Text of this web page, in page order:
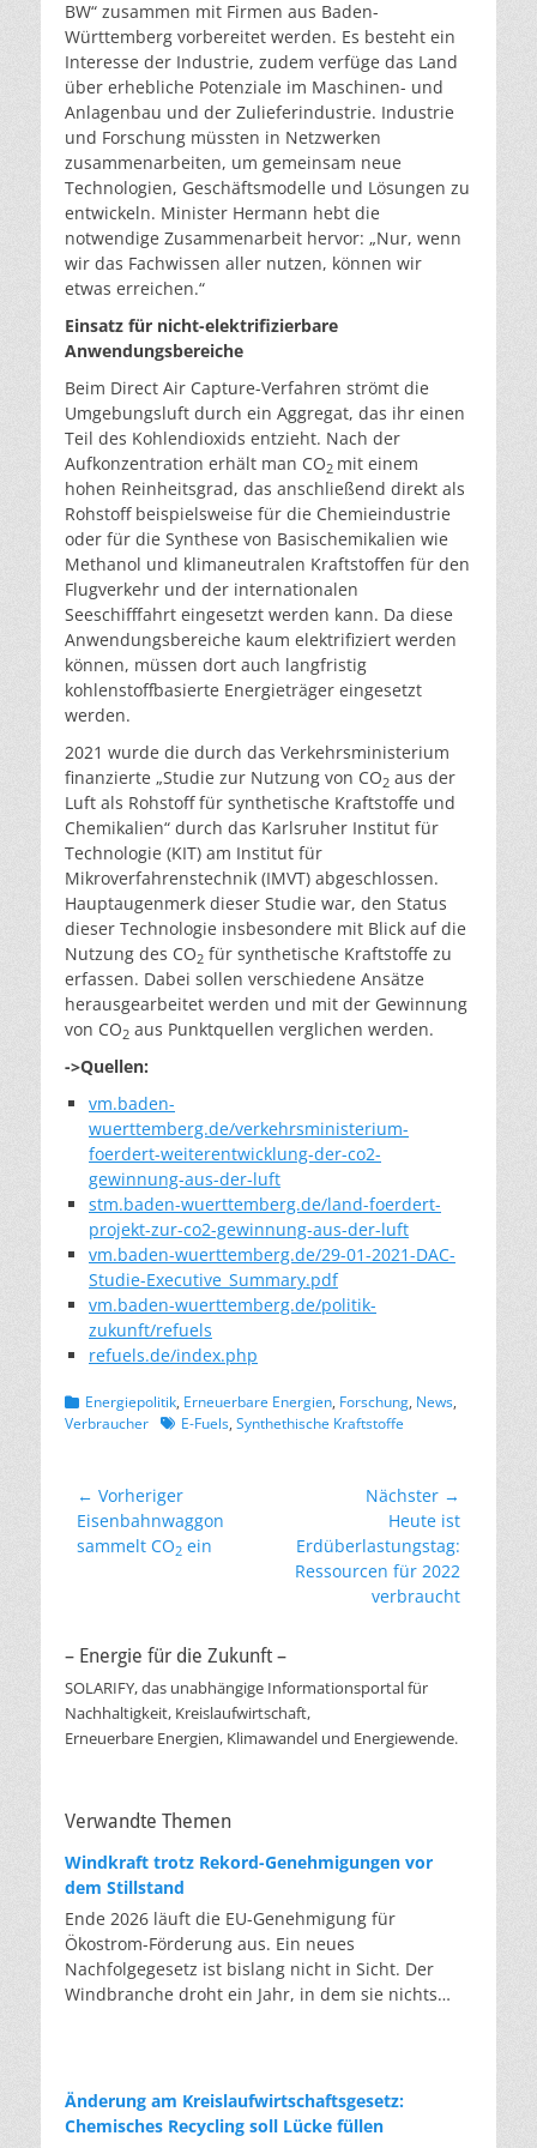
BW“ zusammen mit Firmen aus Baden-
Württemberg vorbereitet werden. Es besteht ein
Interesse der Industrie, zudem verfüge das Land
über erhebliche Potenziale im Maschinen- und
Anlagenbau und der Zulieferindustrie. Industrie
und Forschung müssten in Netzwerken
zusammenarbeiten, um gemeinsam neue
Technologien, Geschäftsmodelle und Lösungen zu
entwickeln. Minister Hermann hebt die
notwendige Zusammenarbeit hervor: „Nur, wenn
wir das Fachwissen aller nutzen, können wir
etwas erreichen.“
Einsatz für nicht-elektrifizierbare
Anwendungsbereiche
Beim Direct Air Capture-Verfahren strömt die
Umgebungsluft durch ein Aggregat, das ihr einen
Teil des Kohlendioxids entzieht. Nach der
Aufkonzentration erhält man CO2 mit einem
hohen Reinheitsgrad, das anschließend direkt als
Rohstoff beispielsweise für die Chemieindustrie
oder für die Synthese von Basischemikalien wie
Methanol und klimaneutralen Kraftstoffen für den
Flugverkehr und der internationalen
Seeschifffahrt eingesetzt werden kann. Da diese
Anwendungsbereiche kaum elektrifiziert werden
können, müssen dort auch langfristig
kohlenstoffbasierte Energieträger eingesetzt
werden.
2021 wurde die durch das Verkehrsministerium
finanzierte „Studie zur Nutzung von CO2 aus der
Luft als Rohstoff für synthetische Kraftstoffe und
Chemikalien“ durch das Karlsruher Institut für
Technologie (KIT) am Institut für
Mikroverfahrenstechnik (IMVT) abgeschlossen.
Hauptaugenmerk dieser Studie war, den Status
dieser Technologie insbesondere mit Blick auf die
Nutzung des CO2 für synthetische Kraftstoffe zu
erfassen. Dabei sollen verschiedene Ansätze
herausgearbeitet werden und mit der Gewinnung
von CO2 aus Punktquellen verglichen werden.
->Quellen:
vm.baden-
wuerttemberg.de/verkehrsministerium-
foerdert-weiterentwicklung-der-co2-
gewinnung-aus-der-luft
stm.baden-wuerttemberg.de/land-foerdert-
projekt-zur-co2-gewinnung-aus-der-luft
vm.baden-wuerttemberg.de/29-01-2021-DAC-
Studie-Executive_Summary.pdf
vm.baden-wuerttemberg.de/politik-
zukunft/refuels
refuels.de/index.php
Kategorien
Energiepolitik, Erneuerbare Energien, Forschung, News,
Verbraucher Schlagworte
E-Fuels, Synthethische Kraftstoffe
Beitragsnavigation
← Vorheriger
Vorheriger
Beitrag:
Eisenbahnwaggon
sammelt CO2 ein
Nächster →
Beitrag:
Heute ist
Erdüberlastungstag:
Ressourcen für 2022
verbraucht
– Energie für die Zukunft –
SOLARIFY, das unabhängige Informationsportal für
Nachhaltigkeit, Kreislaufwirtschaft,
Erneuerbare Energien, Klimawandel und Energiewende.
Verwandte Themen
Windkraft trotz Rekord-Genehmigungen vor
dem Stillstand
Ende 2026 läuft die EU-Genehmigung für
Ökostrom-Förderung aus. Ein neues
Nachfolgegesetz ist bislang nicht in Sicht. Der
Windbranche droht ein Jahr, in dem sie nichts
die Verfahren laufen heute deutlich schneller. Die
Halbjahresbilanz der Branche bestätigt dieses
Änderung am Kreislaufwirtschaftsgesetz:
Chemisches Recycling soll Lücke füllen